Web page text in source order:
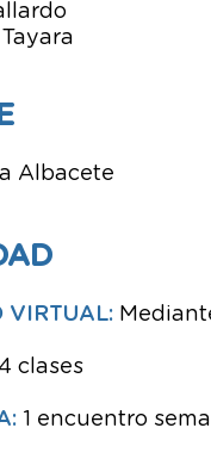
Albacete
VIRTUAL:
clases
1 encuentro